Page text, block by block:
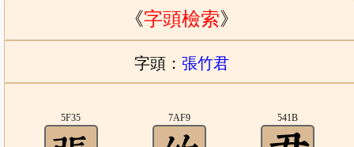
《字頭檢索》
字頭： 張竹君
5F35 7AF9 541B